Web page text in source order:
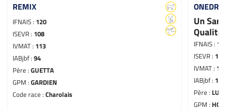
REMIX
IFNAIS : 120
ISEVR : 108
IVMAT : 113
IABjbf : 94
Père : GUETTA
GPM : GARDIEN
Code race : Charolais
Un
IFNAIS :
ISEVR : 124
IVMAT :
IABjbf : 120
Père :
GPM :